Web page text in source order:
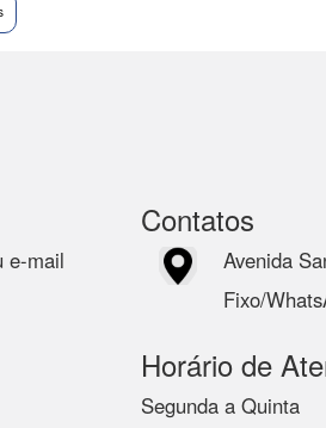
e-mail
Contatos
Avenida
Fixo/
Horário de
Segunda a Quinta